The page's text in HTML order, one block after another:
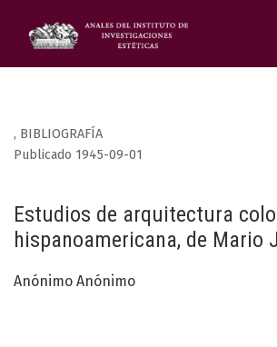
, BIBLIOGRAFÍA
Estudios de arquitectura
hispanoamericana, de Mario
Publicado 1945-09-01
Anónimo Anónimo